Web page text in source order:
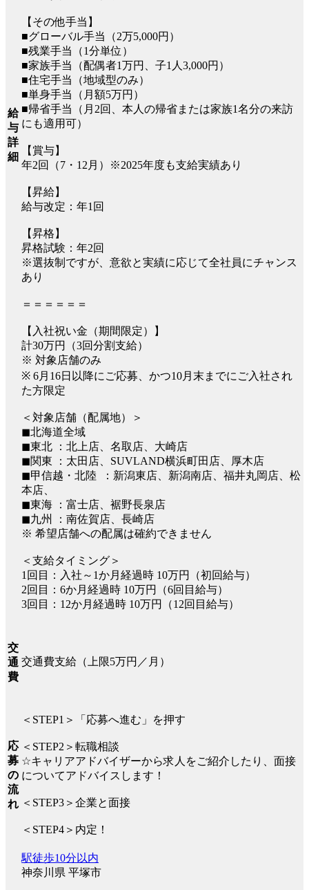
給
与
詳
細
【その他手当】
■グローバル手当（2万5,000円）
■残業手当（1分単位）
■家族手当（配偶者1万円、子1人3,000円）
■住宅手当（地域型のみ）
■単身手当（月額5万円）
■帰省手当（月2回、本人の帰省または家族1名分の来訪
にも適用可）
【賞与】
年2回（7・12月）※2025年度も支給実績あり
【昇給】
給与改定：年1回
【昇格】
昇格試験：年2回
※選抜制ですが、意欲と実績に応じて全社員にチャンス
あり
＝＝＝＝＝＝
【入社祝い金（期間限定）】
計30万円（3回分割支給）
※ 対象店舗のみ
※ 6月16日以降にご応募、かつ10月末までにご入社され
た方限定
＜対象店舗（配属地）＞
◼︎北海道全域
◼︎東北 ：北上店、名取店、大崎店
◼︎関東 ：太田店、SUVLAND横浜町田店、厚木店
◼︎甲信越・北陸 ：新潟東店、新潟南店、福井丸岡店、松
本店、
◼︎東海 ：富士店、裾野長泉店
◼︎九州 ：南佐賀店、長崎店
※ 希望店舗への配属は確約できません
＜支給タイミング＞
1回目：入社～1か月経過時 10万円（初回給与）
2回目：6か月経過時 10万円（6回目給与）
3回目：12か月経過時 10万円（12回目給与）
交
通
費
交通費支給（上限5万円／月）
応
募
の
流
れ
＜STEP1＞「応募へ進む」を押す
＜STEP2＞転職相談
☆キャリアアドバイザーから求人をご紹介したり、面接
についてアドバイスします！
＜STEP3＞企業と面接
＜STEP4＞内定！
駅徒歩10分以内
神奈川県 平塚市